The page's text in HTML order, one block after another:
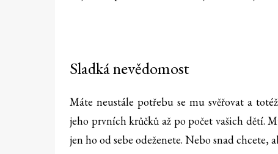
Sladká nevědomost
Máte neustále potřebu se mu svěřovat a
jeho prvních krůčků až po počet vašich dětí.
jen ho od sebe odeženete. Nebo snad chcete,